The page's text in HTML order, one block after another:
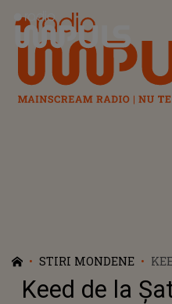
Radio Impuls
STIRI MONDENE
Keed de la